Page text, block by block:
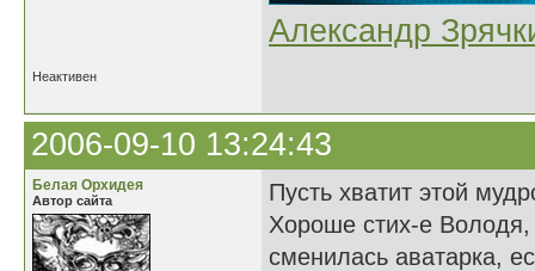
Александр
Неактивен
2006-09-10 13:24:43
Белая Орхидея
Автор сайта
Пусть хватит этой
Хороше стих-е Володя,
сменилась аватарка,